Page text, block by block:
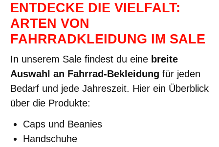
ENTDECKE DIE VIELFALT:
ARTEN VON
FAHRRADKLEIDUNG IM SALE
In unserem Sale findest du eine breite
Auswahl an Fahrrad-Bekleidung für jeden
Bedarf und jede Jahreszeit. Hier ein Überblick
über die Produkte:
Caps und Beanies
Handschuhe